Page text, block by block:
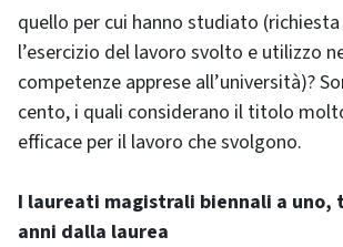
quello per cui hanno studiato
l’esercizio del lavoro svolto e utilizzo
competenze apprese all’università)?
cento, i quali considerano il titolo
efficace per il lavoro che svolgono.
I laureati magistrali biennali a uno,
anni dalla laurea